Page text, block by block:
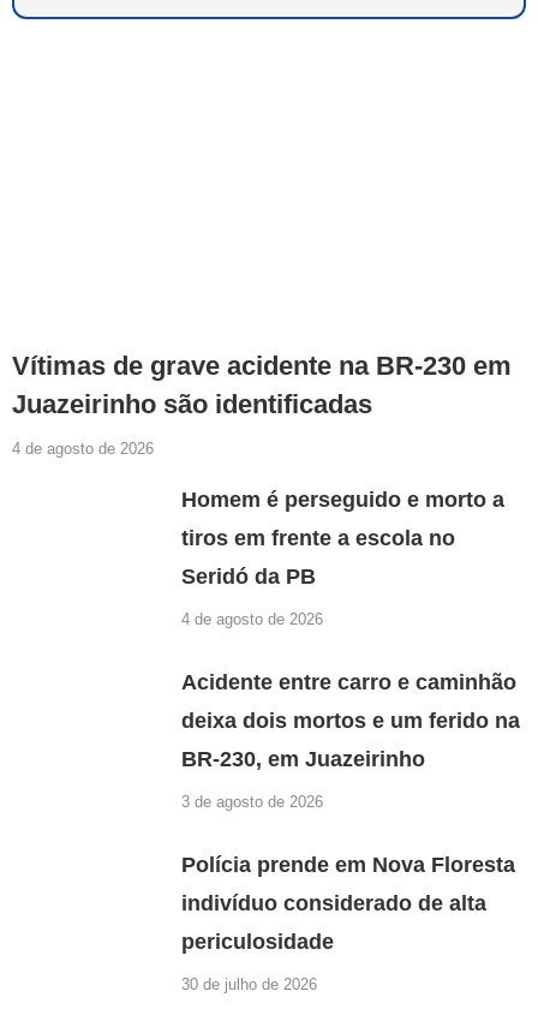
Vítimas de grave acidente na BR-230 em
Juazeirinho são identificadas
4 de agosto de 2026
Homem é perseguido e morto a
tiros em frente a escola no
Seridó da PB
4 de agosto de 2026
Acidente entre carro e caminhão
deixa dois mortos e um ferido na
BR-230, em Juazeirinho
3 de agosto de 2026
Polícia prende em Nova Floresta
indivíduo considerado de alta
periculosidade
30 de julho de 2026